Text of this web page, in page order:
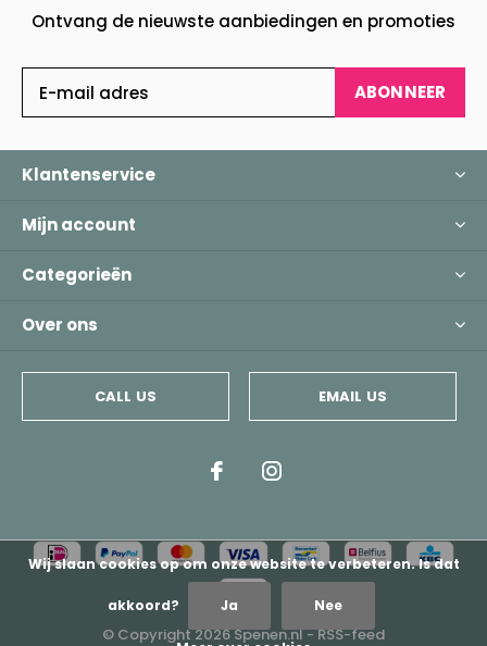
Ontvang de nieuwste aanbiedingen en promoties
ABONNEER
Klantenservice
Mijn account
Categorieën
Over ons
CALL US EMAIL US
© Copyright2026Spenen.nl -RSS-feed
Wij slaan cookies op om onze website te verbeteren. Is dat
akkoord? Ja Nee